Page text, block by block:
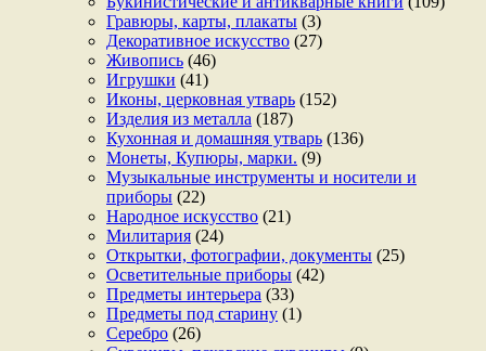
Гравюры, карты, плакаты (3)
Декоративное искусство (27)
Живопись (46)
Игрушки (41)
Иконы, церковная утварь (152)
Изделия из металла (187)
Кухонная и домашняя утварь (136)
Монеты, Купюры, марки. (9)
Музыкальные инструменты и носители и
приборы (22)
Народное искусство (21)
Милитария (24)
Открытки, фотографии, документы (25)
Осветительные приборы (42)
Предметы интерьера (33)
Предметы под старину (1)
Серебро (26)